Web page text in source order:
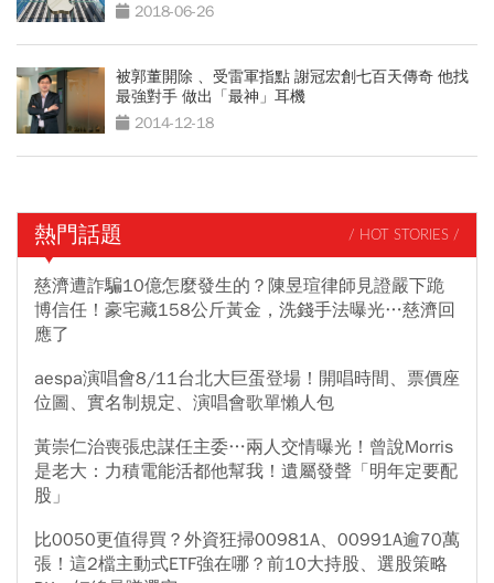
2018-06-26
被郭董開除 、受雷軍指點 謝冠宏創七百天傳奇 他找
最強對手 做出「最神」耳機
2014-12-18
熱門話題 / HOT STORIES /
慈濟遭詐騙10億怎麼發生的？陳昱瑄律師見證嚴下跪
博信任！豪宅藏158公斤黃金，洗錢手法曝光…慈濟回
應了
aespa演唱會8/11台北大巨蛋登場！開唱時間、票價座
位圖、實名制規定、演唱會歌單懶人包
黃崇仁治喪張忠謀任主委…兩人交情曝光！曾說Morris
是老大：力積電能活都他幫我！遺屬發聲「明年定要配
股」
比0050更值得買？外資狂掃00981A、00991A逾70萬
張！這2檔主動式ETF強在哪？前10大持股、選股策略